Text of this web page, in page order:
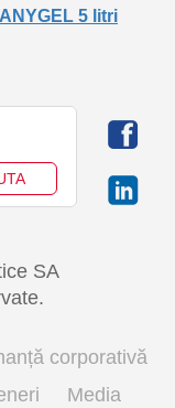
5 litri
SA
corporativă
Media